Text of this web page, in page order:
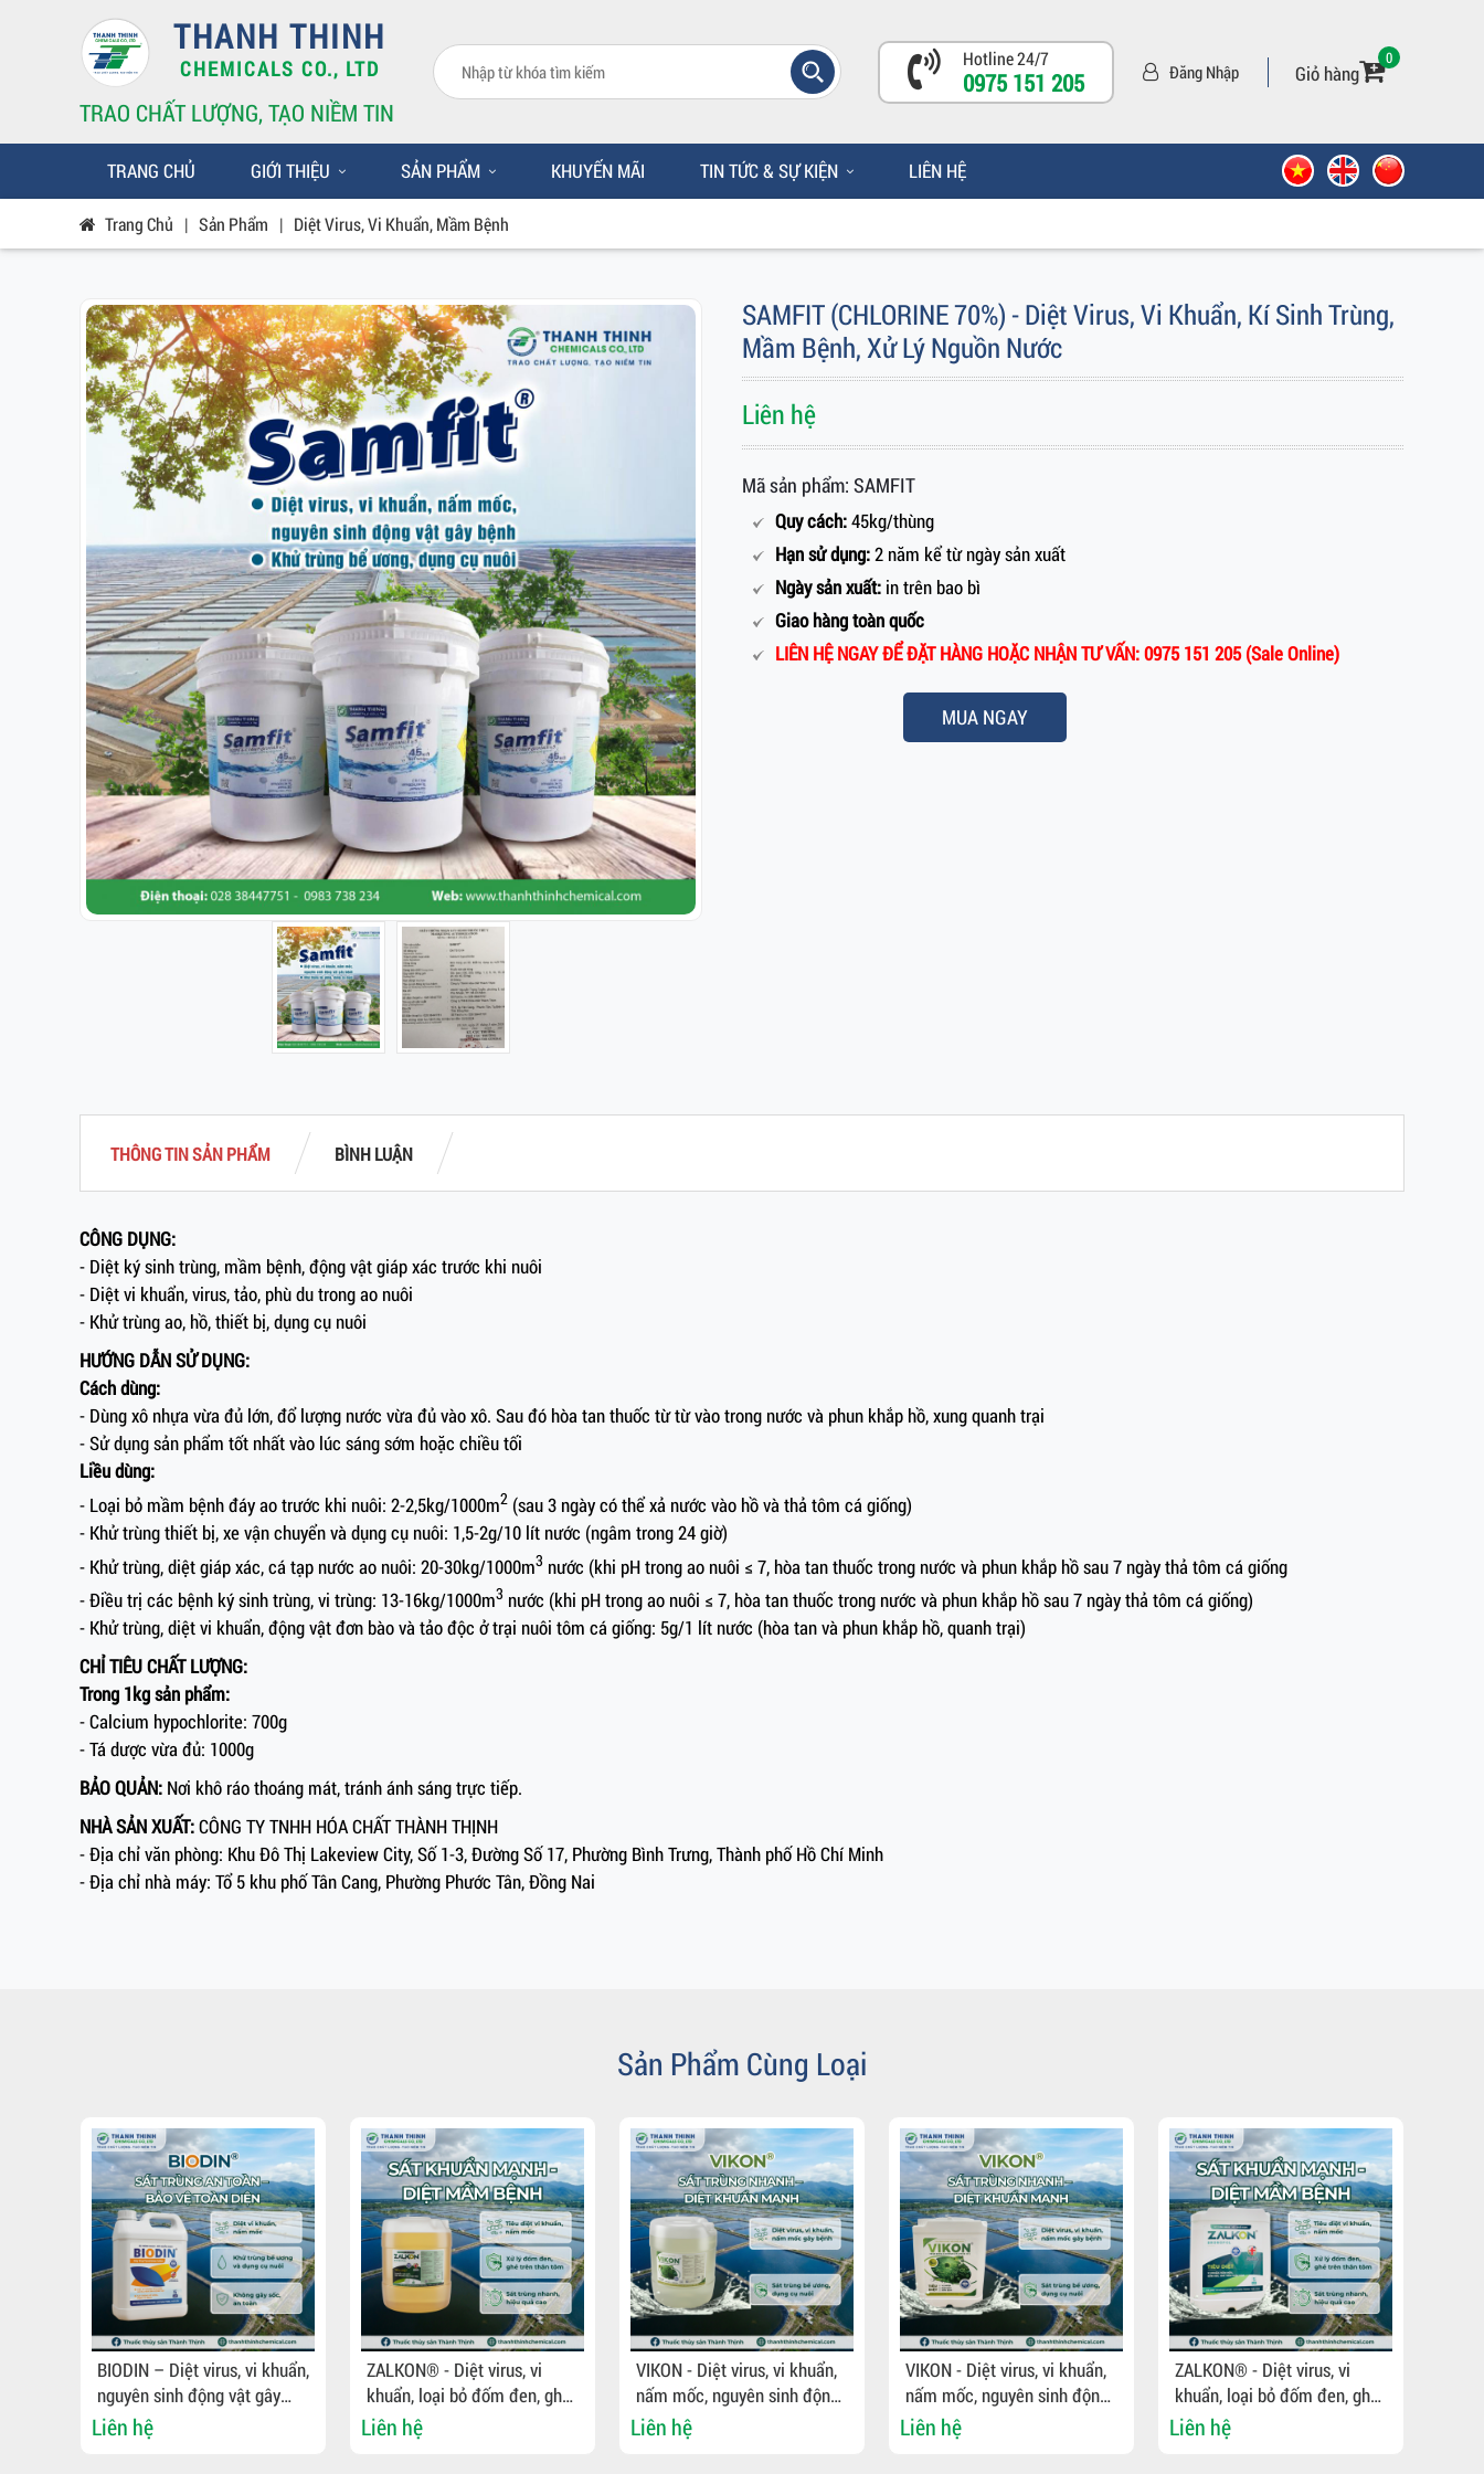
THANH THINH
CHEMICALS CO., LTD
TRAO CHẤT LƯỢNG, TẠO NIỀM TIN
Hotline 24/7
0975 151 205 Đăng Nhập Giỏ hàng
0
TRANG CHỦ GIỚI THIỆU SẢN PHẨM KHUYẾN MÃI TIN TỨC & SỰ KIỆN LIÊN HỆ
Trang Chủ | Sản Phẩm | Diệt Virus, Vi Khuẩn, Mầm Bệnh
SAMFIT (CHLORINE 70%) - Diệt Virus, Vi Khuẩn, Kí Sinh Trùng,
Mầm Bệnh, Xử Lý Nguồn Nước
Liên hệ
Mã sản phẩm: SAMFIT
Quy cách:45kg/thùng
Hạn sử dụng:2 năm kể từ ngày sản xuất
Ngày sản xuất: in trên bao bì
Giao hàng toàn quốc
LIÊN HỆ NGAY ĐỂ ĐẶT HÀNG HOẶC NHẬN TƯ VẤN: 0975 151 205 (Sale Online)
MUA NGAY
THÔNG TIN SẢN PHẨM BÌNH LUẬN
CÔNG DỤNG:
- Diệt ký sinh trùng, mầm bệnh, động vật giáp xác trước khi nuôi
- Diệt vi khuẩn, virus, tảo, phù du trong ao nuôi
- Khử trùng ao, hồ, thiết bị, dụng cụ nuôi
HƯỚNG DẪN SỬ DỤNG:
Cách dùng:
- Dùng xô nhựa vừa đủ lớn, đổ lượng nước vừa đủ vào xô. Sau đó hòa tan thuốc từ từ vào trong nước và phun khắp hồ, xung quanh trại
- Sử dụng sản phẩm tốt nhất vào lúc sáng sớm hoặc chiều tối
Liều dùng:
- Loại bỏ mầm bệnh đáy ao trước khi nuôi: 2-2,5kg/1000m2 (sau 3 ngày có thể xả nước vào hồ và thả tôm cá giống)
- Khử trùng thiết bị, xe vận chuyển và dụng cụ nuôi: 1,5-2g/10 lít nước (ngâm trong 24 giờ)
- Khử trùng, diệt giáp xác, cá tạp nước ao nuôi: 20-30kg/1000m3 nước (khi pH trong ao nuôi ≤ 7, hòa tan thuốc trong nước và phun khắp hồ sau 7 ngày thả tôm cá giống
- Điều trị các bệnh ký sinh trùng, vi trùng: 13-16kg/1000m3 nước (khi pH trong ao nuôi ≤ 7, hòa tan thuốc trong nước và phun khắp hồ sau 7 ngày thả tôm cá giống)
- Khử trùng, diệt vi khuẩn, động vật đơn bào và tảo độc ở trại nuôi tôm cá giống: 5g/1 lít nước (hòa tan và phun khắp hồ, quanh trại)
CHỈ TIÊU CHẤT LƯỢNG:
Trong 1kg sản phẩm:
- Calcium hypochlorite: 700g
- Tá dược vừa đủ: 1000g
BẢO QUẢN: Nơi khô ráo thoáng mát, tránh ánh sáng trực tiếp.
NHÀ SẢN XUẤT:CÔNG TY TNHH HÓA CHẤT THÀNH THỊNH
- Địa chỉ văn phòng: Khu Đô Thị Lakeview City, Số 1-3, Đường Số 17, Phường Bình Trưng, Thành phố Hồ Chí Minh
- Địa chỉ nhà máy: Tổ 5 khu phố Tân Cang, Phường Phước Tân, Đồng Nai
Sản Phẩm Cùng Loại
BIODIN – Diệt virus, vi khuẩn,
nguyên sinh động vật gây
bệnh, khử trùng bể ương,
dụng cụ nuôi
Liên hệ
ZALKON® - Diệt virus, vi
khuẩn, loại bỏ đốm đen, ghẻ
trên tôm, sát trùng bể ương,
dụng cụ nuôi
Liên hệ
VIKON - Diệt virus, vi khuẩn,
nấm mốc, nguyên sinh động
vật gây bệnh, khử trùng bể
ương, dụng cụ nuôi
Liên hệ
VIKON - Diệt virus, vi khuẩn,
nấm mốc, nguyên sinh động
vật gây bệnh, khử trùng bể
ương, dụng cụ nuôi
Liên hệ
ZALKON® - Diệt virus, vi
khuẩn, loại bỏ đốm đen, ghẻ
trên tôm, sát trùng bể ương,
dụng cụ nuôi
Liên hệ